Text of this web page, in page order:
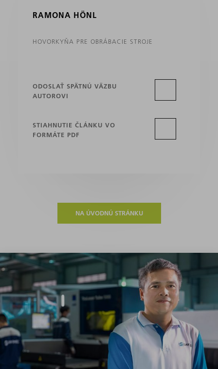
RAMONA HÖNL
HOVORKYŇA PRE OBRÁBACIE STROJE
ODOSLAŤ SPÄTNÚ VÄZBU
AUTOROVI
STIAHNUTIE ČLÁNKU VO
FORMÁTE PDF
NA ÚVODNÚ STRÁNKU